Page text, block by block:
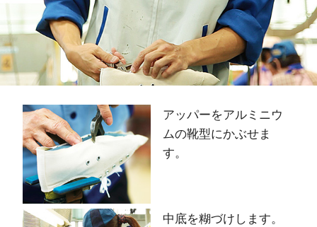
アッパーをアルミニウ
ムの靴型にかぶせま
す。
中底を糊づけします。